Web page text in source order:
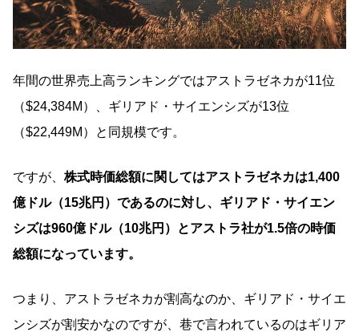
年間の世界売上高ランキングではアストラゼネカが11位
（$24,384M）、ギリアド・サイエンシズが13位
（$22,449M）と同規模です。
ですが、 株式時価総額に関してはアストラゼネカは1,400
億ドル（15兆円）であるのに対し、ギリアド・サイエン
シズは960億ドル（10兆円）とアストラ社が1.5倍の時価
総額になっています。
つまり、アストラゼネカが割高なのか、ギリアド・サイエ
ンシズが割安かなのですが、巷で言われているのはギリア